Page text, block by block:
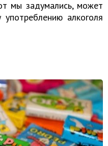
мы задумались, может
алкоголя